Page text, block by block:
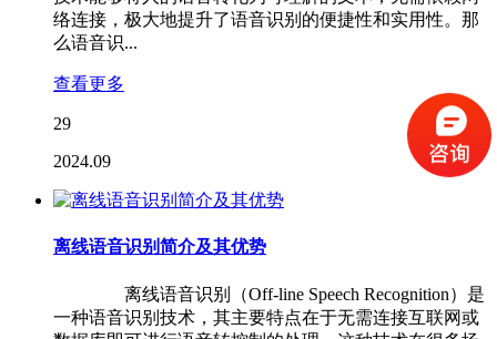
络连接，极大地提升了语音识别的便捷性和实用性。那
么语音识...
查看更多
29
2024.09
离线语音识别简介及其优势
离线语音识别（Off-line Speech Recognition）是
一种语音识别技术，其主要特点在于无需连接互联网或